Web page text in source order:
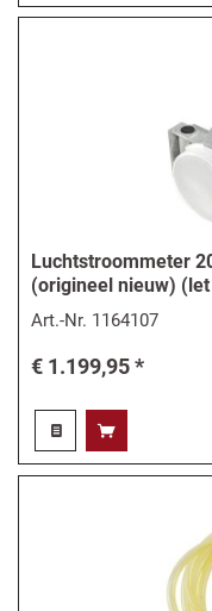
Luchtstroommeter
(origineel nieuw)
Art.-Nr. 1164107
€ 1.199,95 *